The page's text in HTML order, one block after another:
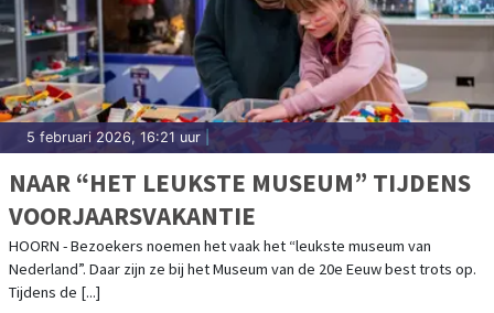
5 februari 2026, 16:21 uur |
NAAR “HET LEUKSTE MUSEUM” TIJDENS
VOORJAARSVAKANTIE
HOORN - Bezoekers noemen het vaak het “leukste museum van
Nederland”. Daar zijn ze bij het Museum van de 20e Eeuw best trots op.
Tijdens de [...]